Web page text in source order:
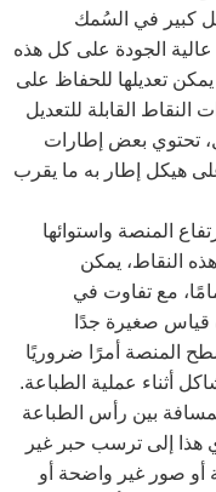
كبير في السُمك
الجودة على كل هذه
يمكن تعديلها للحفاظ على
القابلة للتعديل
تحتوي بعض إطارات
هيكل إطار به ما يقرب
المنصة واستوائها
النقاط، يمكن
مع تفاوت في
20 سطرًا (وحدة قياس صغيرة جدًا
المنصة أمرًا ضروريًا
أثناء عملية الطباعة.
بين رأس الطباعة
هذا إلى ترسب حبر غير
أو صور غير واضحة أو